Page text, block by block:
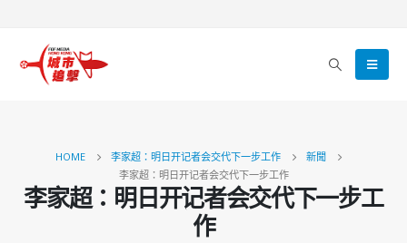
HOME 李家超：明日开记者会交代下一步工作
新聞
李家超：明日开记者会交代下一步工作
李家超：明日开记者会交代下一步工
作